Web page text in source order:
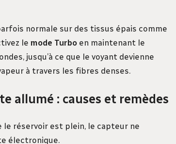
normale sur des tissus épais comme
le mode Turbo en maintenant le
jusqu’à ce que le voyant devienne
à travers les fibres denses.
allumé : causes et remèdes
le réservoir est plein, le capteur ne
électronique.